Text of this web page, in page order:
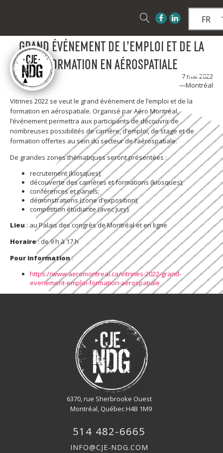
FR
GRAND ÉVÉNEMENT DE L’EMPLOI ET DE LA
FORMATION EN AÉROSPATIALE
7 mai 2022
—Montréal
Vitrines 2022 se veut le grand événement de l’emploi et de la
formation en aérospatiale. Organisé par Aéro Montréal,
l’événement permettra aux participants de découvrir de
nombreuses possibilités de carrière, d’emploi, de stage et de
formation offertes au sein du secteur de l’aérospatiale.
De grandes zones thématiques seront présentées :
recrutement (kiosques);
découverte des carrières et formations (kiosques);
conférences et panels;
démonstrations (zone d’exposition);
compétition étudiante (avec jury).
Lieu : au Palais des congrès de Montréal et en ligne
Horaire: de 9 h à 17 h
Pour information:
https://www.aeromontreal.ca/vitrines-2022-grand-
evenement-emploi-formation-aerospatiale
6370, rue Sherbrooke Ouest
Montréal, Québec H4B 1M9
514 482-6665
INFO@CJE-NDG.COM